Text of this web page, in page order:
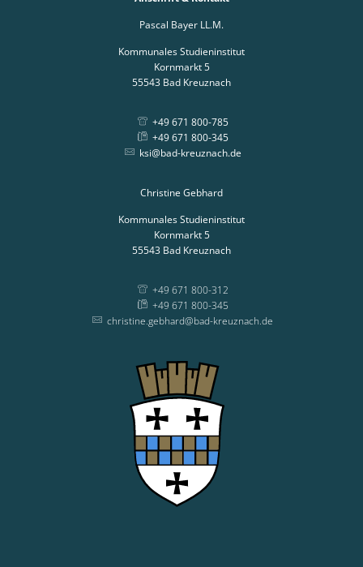
Pascal Bayer LL.M.
Kommunales Studieninstitut
Kornmarkt 5
55543 Bad Kreuznach
+49 671 800-785
+49 671 800-345
ksi@bad-kreuznach.de
Christine Gebhard
Kommunales Studieninstitut
Kornmarkt 5
55543 Bad Kreuznach
+49 671 800-312
+49 671 800-345
christine.gebhard@bad-kreuznach.de